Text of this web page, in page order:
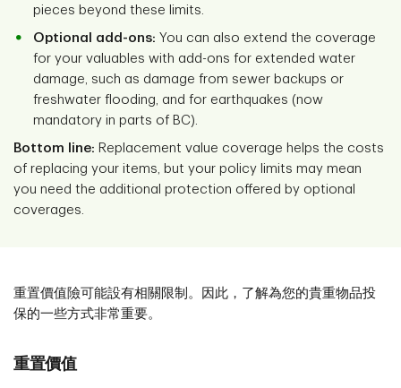
pieces beyond these limits.
Optional add-ons: You can also extend the coverage
for your valuables with add-ons for extended water
damage, such as damage from sewer backups or
freshwater flooding, and for earthquakes (now
mandatory in parts of BC).
Bottom line: Replacement value coverage helps the costs
of replacing your items, but your policy limits may mean
you need the additional protection offered by optional
coverages.
重置價值險可能設有相關限制。因此，了解為您的貴重物品投
保的一些方式非常重要。
重置價值